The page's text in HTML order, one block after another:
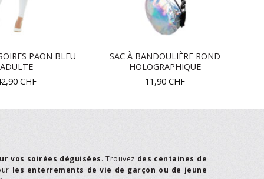
PAON BLEU
ADULTE
CHF
SAC À BANDOULIÈRE ROND
HOLOGRAPHIQUE
11,90 CHF
vos soirées déguisées. Trouvez des centaines de
les enterrements de vie de garçon ou de jeune